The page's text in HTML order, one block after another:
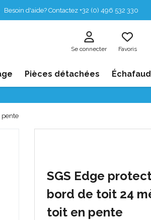
Besoin d'aide? Contactez +32 (0) 496 532 330
Se connecter Favoris
Pièces détachées
pente
SGS Edge
bord de toit 24
toit en pente